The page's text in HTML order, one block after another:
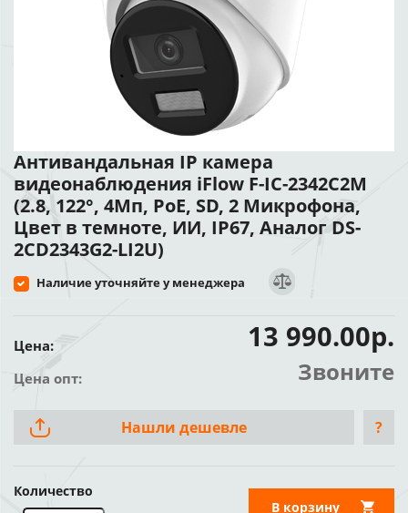
Антивандальная IP камера
видеонаблюдения iFlow F-IC-2342C2M
(2.8, 122°, 4Мп, PoE, SD, 2 Микрофона,
Цвет в темноте, ИИ, IP67, Аналог DS-
2CD2343G2-LI2U)
Наличие уточняйте у менеджера
Цена: 13 990.00р.
Цена опт: Звоните
Нашли дешевле ?
Количество
В корзину